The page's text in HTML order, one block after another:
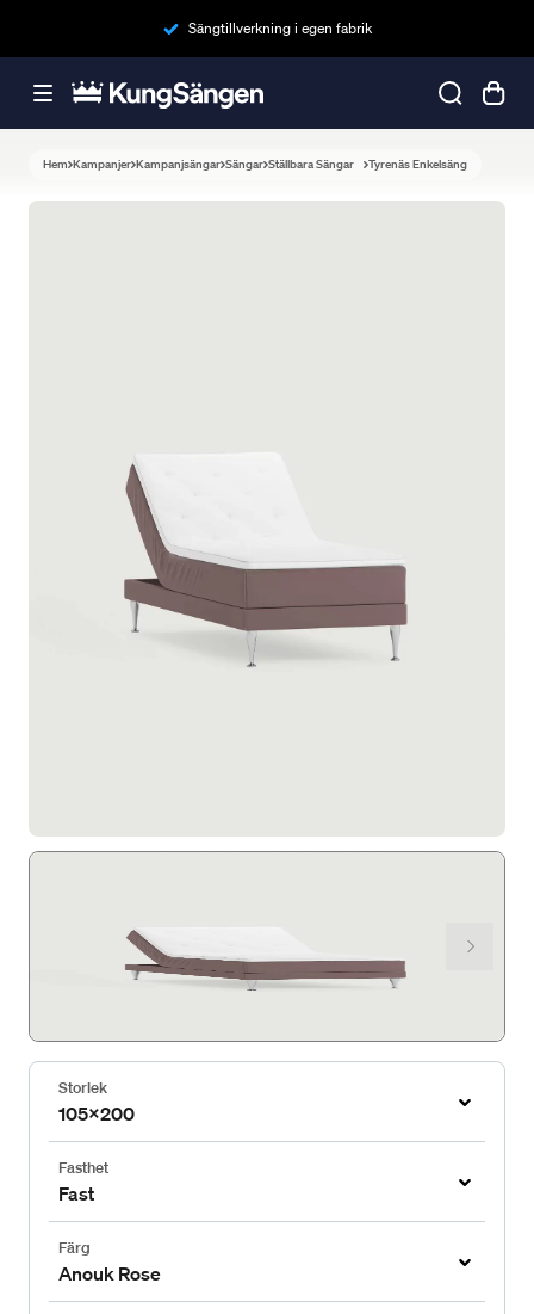
Sängtillverkning i egen fabrik
Hem Kampanjer Kampanjsängar Sängar Ställbara Sängar Tyrenäs Enkelsäng
Storlek
105x200
Fasthet
Fast
Färg
Anouk Rose